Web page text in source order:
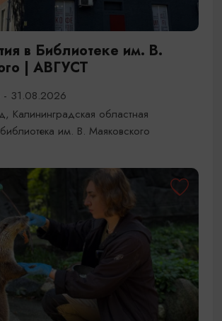
в Библиотеке им. В.
| АВГУСТ
31.08.2026
Калининградская областная
им. В. Маяковского